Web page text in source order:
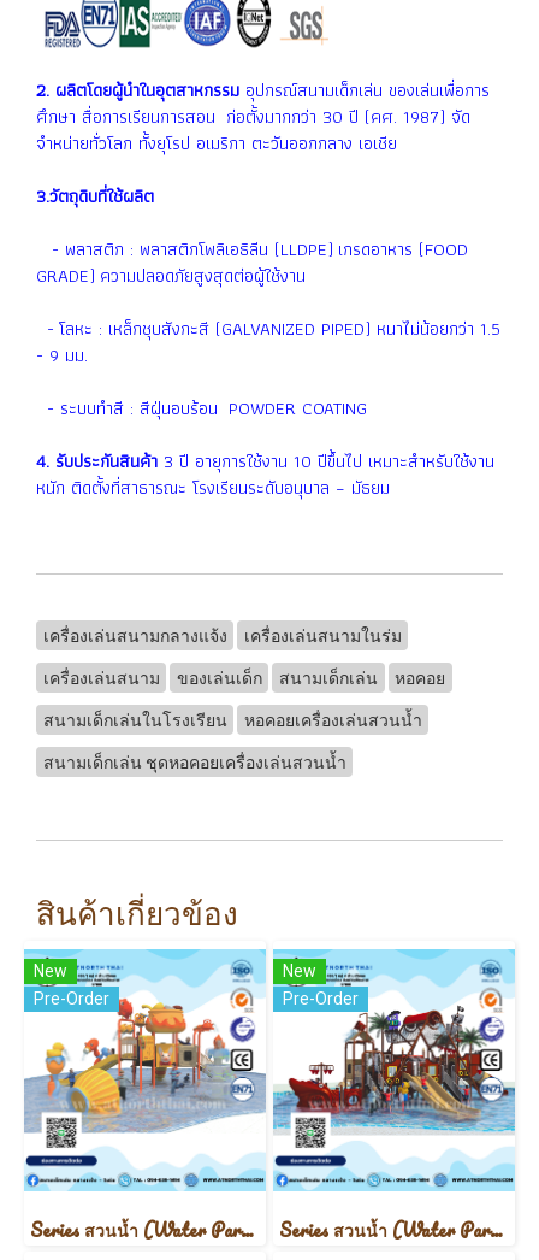
2. ผลิตโดยผู้นำในอุตสาหกรรม อุปกรณ์สนามเด็กเล่น ของเล่นเพื่อการ
ศึกษา สื่อการเรียนการสอน ก่อตั้งมากกว่า 30 ปี (คศ. 1987) จัด
จำหน่ายทั่วโลก ทั้งยุโรป อเมริกา ตะวันออกกลาง เอเชีย
3.วัตถุดิบที่ใช้ผลิต
- พลาสติก : พลาสติกโพลิเอธิลีน (LLDPE) เกรดอาหาร (FOOD
GRADE) ความปลอดภัยสูงสุดต่อผู้ใช้งาน
- โลหะ : เหล็กชุบสังกะสี (GALVANIZED PIPED) หนาไม่น้อยกว่า 1.5
- 9 มม.
- ระบบทำสี : สีฝุ่นอบร้อน POWDER COATING
4. รับประกันสินค้า 3 ปี อายุการใช้งาน 10 ปีขึ้นไป เหมาะสำหรับใช้งาน
หนัก ติดตั้งที่สาธารณะ โรงเรียนระดับอนุบาล – มัธยม
เครื่องเล่นสนามกลางแจ้ง เครื่องเล่นสนามในร่ม
เครื่องเล่นสนาม ของเล่นเด็ก สนามเด็กเล่น หอคอย
สนามเด็กเล่นในโรงเรียน หอคอยเครื่องเล่นสวนน้ำ
สนามเด็กเล่น ชุดหอคอยเครื่องเล่นสวนน้ำ
สินค้าเกี่ยวข้อง
New
Pre-Order
Series สวนน้ำ (Water Park)
New
Pre-Order
Series สวนน้ำ (Water Park)